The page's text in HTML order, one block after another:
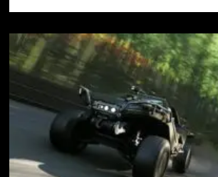
Fallout
pourquoi
le
projet
Buren
a
annulé